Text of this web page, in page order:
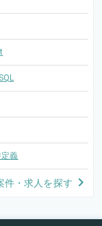
義
件・求人を探す